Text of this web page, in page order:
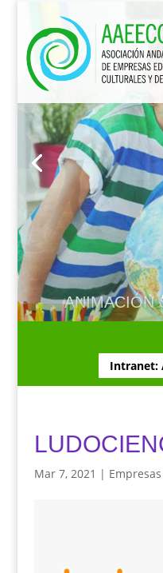
ANIMACIÓN
Intranet:
Mar 7, 2021 |